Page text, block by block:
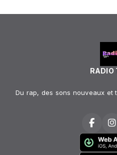
RADIO
Du rap, des sons nouveaux et